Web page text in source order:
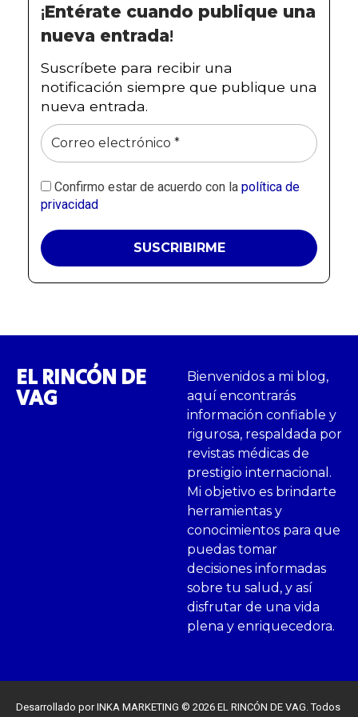
¡Entérate cuando publique una
nueva entrada!
Suscríbete para recibir una
notificación siempre que publique una
nueva entrada.
Confirmo estar de acuerdo con la política de
privacidad
EL RINCÓN DE
VAG
Bienvenidos a mi blog,
aquí encontrarás
información confiable y
rigurosa, respaldada por
revistas médicas de
prestigio internacional.
Mi objetivo es brindarte
herramientas y
conocimientos para que
puedas tomar
decisiones informadas
sobre tu salud, y así
disfrutar de una vida
plena y enriquecedora.
Desarrollado por INKA MARKETING © 2026 EL RINCÓN DE VAG. Todos